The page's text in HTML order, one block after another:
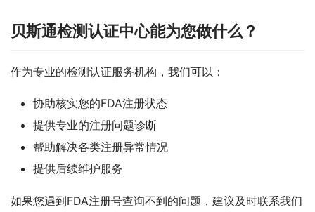
贝斯通检测认证中心能为您做什么？
作为专业的检测认证服务机构，我们可以：
协助核实您的FDA注册状态
提供专业的注册问题诊断
帮助解决各类注册异常情况
提供后续维护服务
如果您遇到FDA注册号查询不到的问题，建议及时联系我们